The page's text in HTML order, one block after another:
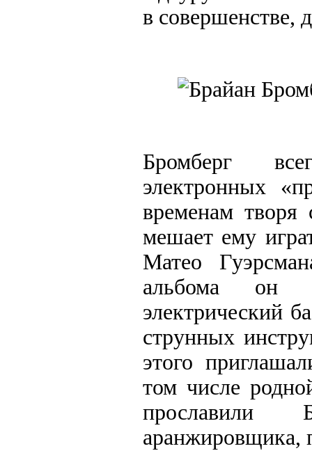
в совершенстве,
Бромберг
электронных
временам
мешает ему
Матео
альбома он
электрический
струнных
этого
том числе
прославили
аранжировщика,